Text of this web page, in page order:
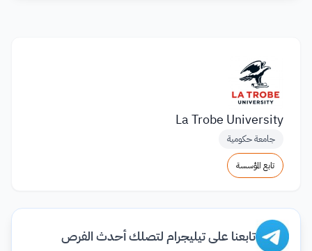
La Trobe University
جامعة حكومية
تابع المؤسسة
تابعنا على تيليجرام لتصلك أحدث الفرص